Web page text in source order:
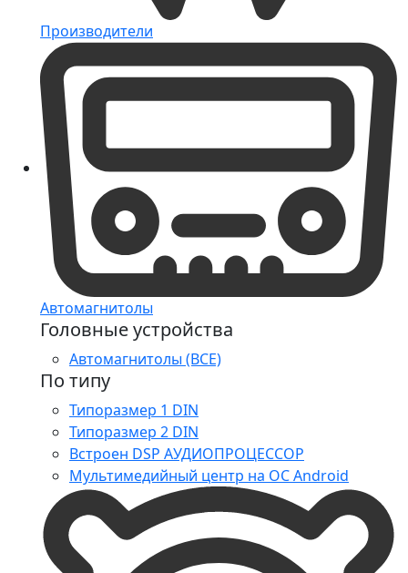
Производители
Автомагнитолы
Головные устройства
Автомагнитолы (ВСЕ)
По типу
Типоразмер 1 DIN
Типоразмер 2 DIN
Встроен DSP АУДИОПРОЦЕССОР
Мультимедийный центр на ОС Android